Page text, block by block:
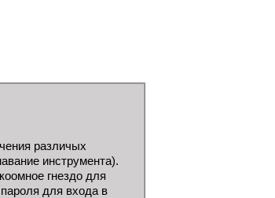
различых
инструмента).
гнездо для
для входа в